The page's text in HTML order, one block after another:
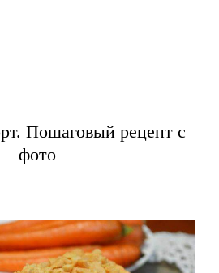
Пошаговый рецепт с
фото